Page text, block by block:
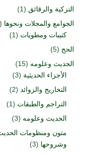
التزكية والرقائق (1)
الجوامع والمجلات ونحوها (1)
كتيبات ومطويات (1)
الحج (5)
الحديث وعلومه (15)
الأجزاء الحديثية (3)
التخاريج والزوائد (2)
التراجم والطبقات (1)
الحديث وعلومه (3)
متون ومنظومات
وشروحها (3)